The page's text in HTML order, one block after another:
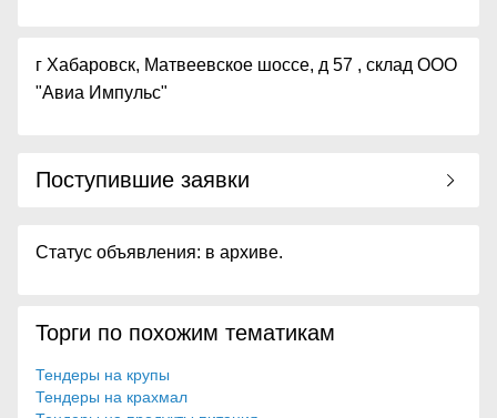
г Хабаровск, Матвеевское шоссе, д 57 , склад ООО
"Авиа Импульс"
Поступившие заявки
Статус объявления: в архиве.
Торги по похожим тематикам
Тендеры на крупы
Тендеры на крахмал